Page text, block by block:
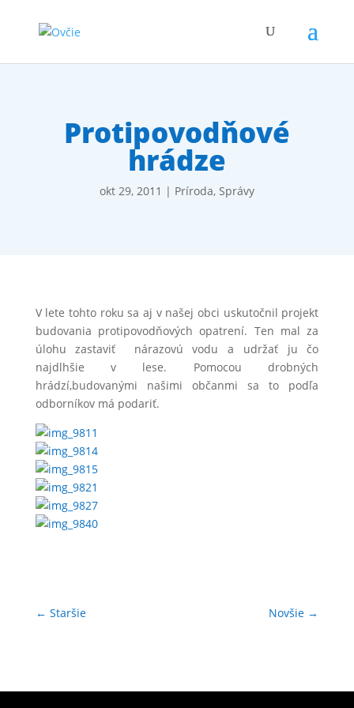
Protipovodňové
hrádze
okt 29, 2011 | Príroda, Správy
V lete tohto roku sa aj v našej obci uskutočnil projekt
budovania protipovodňových opatrení. Ten mal za
úlohu zastaviť nárazovú vodu a udržať ju čo
najdlhšie v lese. Pomocou drobných
hrádzí,budovanými našimi občanmi sa to podľa
odborníkov má podariť.
← Staršie Novšie →